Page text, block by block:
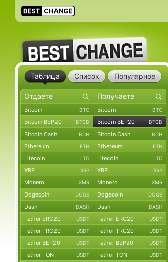
Таблица Список Популярное
Bitcoin BTC Bitcoin BTC
Bitcoin BEP20 BTCB Bitcoin BEP20 BTCB
Bitcoin Cash BCH Bitcoin Cash BCH
Ethereum ETH Ethereum ETH
Litecoin LTC Litecoin LTC
XRP XRP XRP XRP
Monero XMR Monero XMR
Dogecoin DOGE Dogecoin DOGE
Dash DASH Dash DASH
Tether ERC20 USDT Tether ERC20 USDT
Tether TRC20 USDT Tether TRC20 USDT
Tether BEP20 USDT Tether BEP20 USDT
Tether TON USDT Tether TON USDT